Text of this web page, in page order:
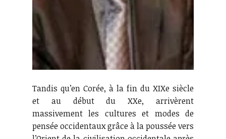
Tandis qu’en Corée, à la fin du XIXe siècle
et au début du XXe, arrivèrent
massivement les cultures et modes de
pensée occidentaux grâce à la poussée vers